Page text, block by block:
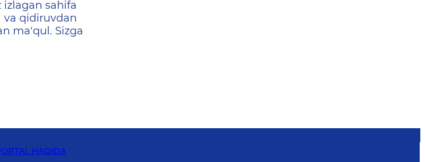
izlagan sahifa
va qidiruvdan
ma'qul. Sizga
HAQIDA